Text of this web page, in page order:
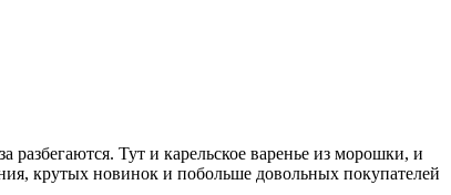
Тут и карельское варенье из морошки, и
крутых новинок и побольше довольных покупателей